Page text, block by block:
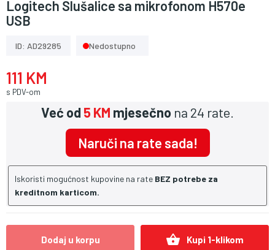
Logitech Slušalice sa mikrofonom H570e
USB
ID: AD29285 Nedostupno
111 KM
s PDV-om
Već od5 KM mjesečno na 24 rate.
Naruči na rate sada!
Iskoristi mogućnost kupovine na rate BEZ potrebe za
kreditnom karticom.
Dodaj u korpu shopping_basket Kupi 1-klikom